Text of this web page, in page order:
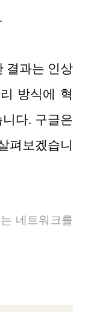
결과는 인상
방식에 혁
다. 구글은
펴보겠습니
네트워크를